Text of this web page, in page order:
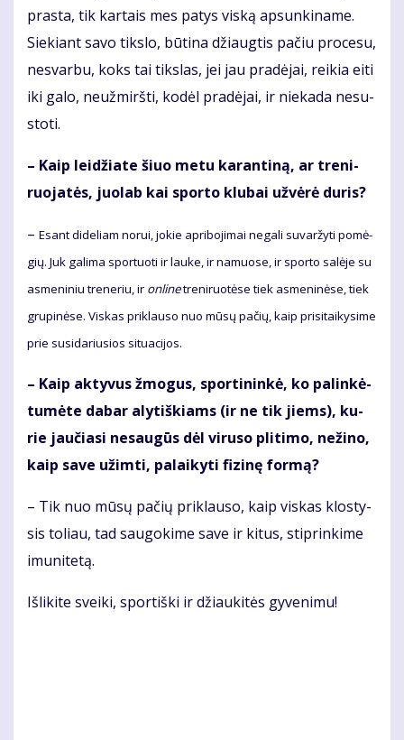
pras­ta, tik kar­tais mes pa­tys vis­ką ap­sun­ki­na­me.
Sie­kiant sa­vo tiks­lo, bū­ti­na džiaug­tis pa­čiu pro­ce­su,
ne­svar­bu, koks tai tiks­las, jei jau pra­dė­jai, rei­kia ei­ti
iki ga­lo, ne­už­mirš­ti, ko­dėl pra­dė­jai, ir nie­ka­da ne­su­
sto­ti.
– Kaip lei­džia­te šiuo me­tu ka­ran­ti­ną, ar tre­ni­
ruo­ja­tės, juo­lab kai spor­to klu­bai už­vė­rė du­ris?
– Esant di­de­liam no­rui, jo­kie ap­ri­bo­ji­mai ne­ga­li su­var­žy­ti po­mė­
gių. Juk ga­li­ma spor­tuo­ti ir lau­ke, ir na­muo­se, ir spor­to sa­lė­je su
as­me­ni­niu tre­ne­riu, ir on­li­netre­ni­ruo­tė­se tiek as­me­ni­nė­se, tiek
gru­pi­nė­se. Vis­kas pri­klau­so nuo mū­sų pa­čių, kaip pri­si­tai­ky­si­me
prie su­si­da­riu­sios si­tu­a­ci­jos.
– Kaip ak­ty­vus žmo­gus, spor­ti­nin­kė, ko pa­lin­kė­
tu­mė­te da­bar aly­tiš­kiams (ir ne tik jiems), ku­
rie jau­čia­si ne­sau­gūs dėl vi­ru­so pli­ti­mo, ne­ži­no,
kaip sa­ve už­im­ti, pa­lai­ky­ti fi­zi­nę for­mą?
– Tik nuo mū­sų pa­čių pri­klau­so, kaip vis­kas klos­ty­
sis to­liau, tad sau­go­ki­me sa­ve ir ki­tus, stip­rin­ki­me
imu­ni­te­tą.
Iš­li­ki­te svei­ki, spor­tiš­ki ir džiau­ki­tės gy­ve­ni­mu!